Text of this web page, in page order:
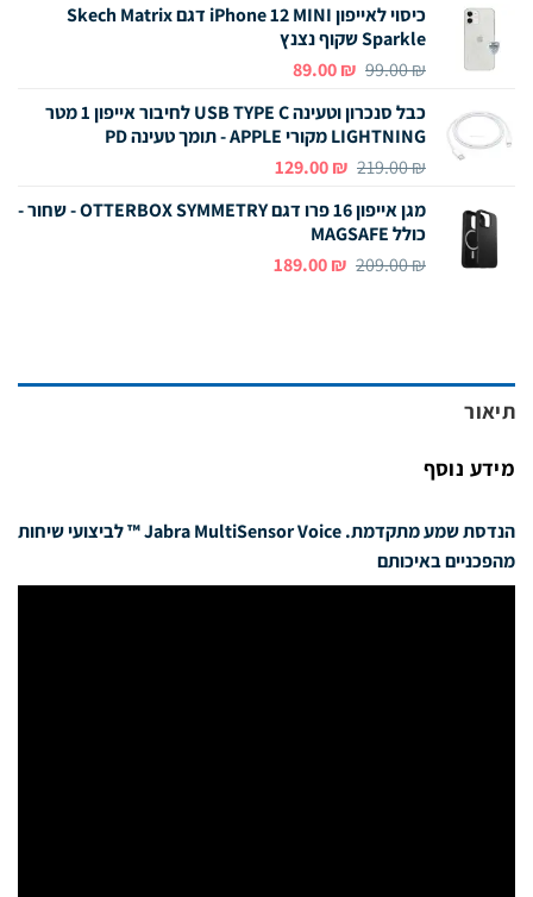
היה:
129.00 ₪.
הוא:
89.00 ₪.
כיסוי לאייפון iPhone 12MINI
דגם Skech Matrix
Sparkle שקוף נצנץ
99.00₪
המחיר
היה:
99.00 ₪.
89.00₪
המחיר
הוא:
89.00 ₪.
כבל סנכרון וטעינה USB TYPE C לחיבור אייפון 1 מטר
LIGHTNING מקורי APPLE - תומך טעינה PD
219.00₪
המחיר
היה:
219.00 ₪.
129.00₪
המחיר
הוא:
מגן אייפון 16 פרו
דגם OTTERBOX SYMMETRY - שחור -
כולל MAGSAFE
209.00₪
המחיר
189.00₪
המחיר
תיאור
מידע נוסף
הנדסת שמע מתקדמת.
Jabra MultiSensor Voice ™ לביצועי שיחות
מהפכניים באיכותם